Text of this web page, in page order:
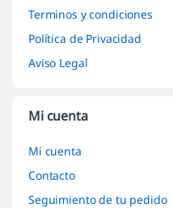
Terminos y condiciones
Política de Privacidad
Aviso Legal
Mi cuenta
Mi cuenta
Contacto
Seguimiento de tu pedido